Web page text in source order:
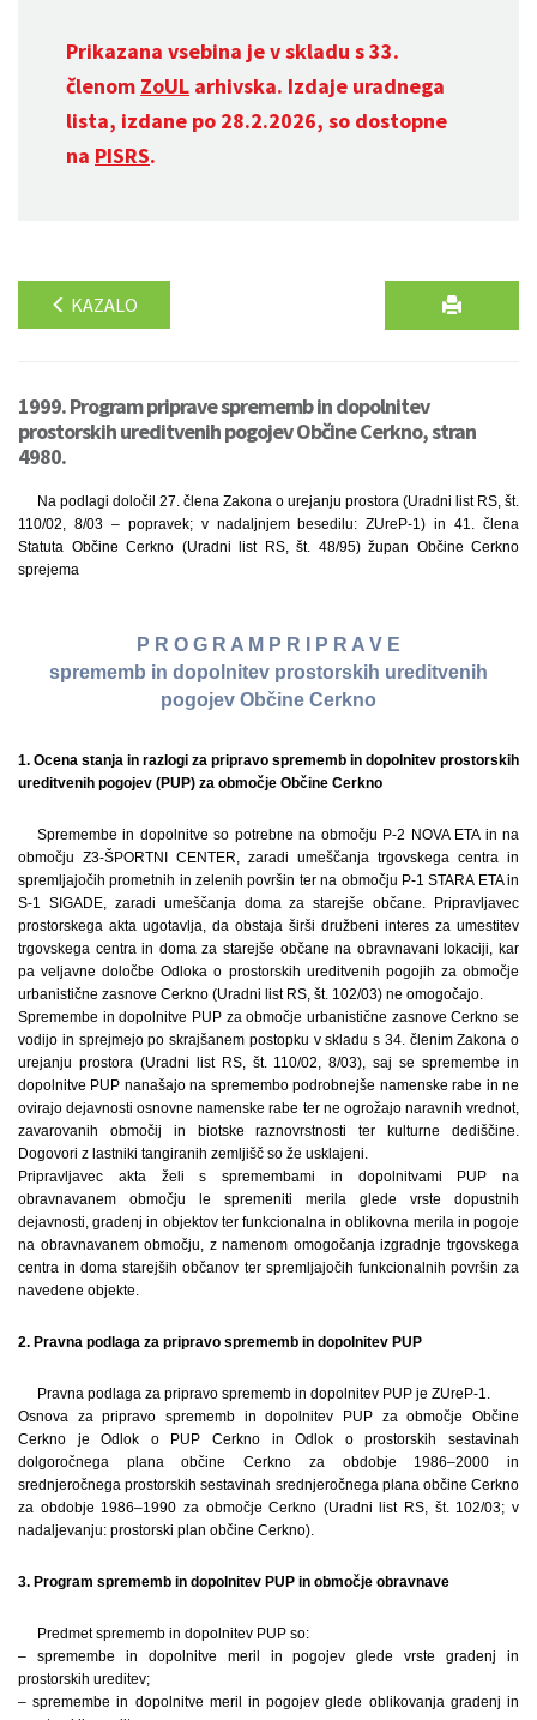
Prikazana vsebina je v skladu s 33.
členom ZoUL arhivska. Izdaje uradnega
lista, izdane po 28.2.2026, so dostopne
na PISRS.
KAZALO
1999. Program priprave sprememb in dopolnitev
prostorskih ureditvenih pogojev Občine Cerkno, stran
4980.
Na podlagi določil 27. člena Zakona o urejanju prostora (Uradni list RS, št.
110/02, 8/03 – popravek; v nadaljnjem besedilu: ZUreP-1) in 41. člena
Statuta Občine Cerkno (Uradni list RS, št. 48/95) župan Občine Cerkno
sprejema
P R O G R A M P R I P R A V E
sprememb in dopolnitev prostorskih ureditvenih
pogojev Občine Cerkno
1. Ocena stanja in razlogi za pripravo sprememb in dopolnitev prostorskih
ureditvenih pogojev (PUP) za območje Občine Cerkno
Spremembe in dopolnitve so potrebne na območju P-2 NOVA ETA in na
območju Z3-ŠPORTNI CENTER, zaradi umeščanja trgovskega centra in
spremljajočih prometnih in zelenih površin ter na območju P-1 STARA ETA in
S-1 SIGADE, zaradi umeščanja doma za starejše občane. Pripravljavec
prostorskega akta ugotavlja, da obstaja širši družbeni interes za umestitev
trgovskega centra in doma za starejše občane na obravnavani lokaciji, kar
pa veljavne določbe Odloka o prostorskih ureditvenih pogojih za območje
urbanistične zasnove Cerkno (Uradni list RS, št. 102/03) ne omogočajo.
Spremembe in dopolnitve PUP za območje urbanistične zasnove Cerkno se
vodijo in sprejmejo po skrajšanem postopku v skladu s 34. členim Zakona o
urejanju prostora (Uradni list RS, št. 110/02, 8/03), saj se spremembe in
dopolnitve PUP nanašajo na spremembo podrobnejše namenske rabe in ne
ovirajo dejavnosti osnovne namenske rabe ter ne ogrožajo naravnih vrednot,
zavarovanih območij in biotske raznovrstnosti ter kulturne dediščine.
Dogovori z lastniki tangiranih zemljišč so že usklajeni.
Pripravljavec akta želi s spremembami in dopolnitvami PUP na
obravnavanem območju le spremeniti merila glede vrste dopustnih
dejavnosti, gradenj in objektov ter funkcionalna in oblikovna merila in pogoje
na obravnavanem območju, z namenom omogočanja izgradnje trgovskega
centra in doma starejših občanov ter spremljajočih funkcionalnih površin za
navedene objekte.
2. Pravna podlaga za pripravo sprememb in dopolnitev PUP
Pravna podlaga za pripravo sprememb in dopolnitev PUP je ZUreP-1.
Osnova za pripravo sprememb in dopolnitev PUP za območje Občine
Cerkno je Odlok o PUP Cerkno in Odlok o prostorskih sestavinah
dolgoročnega plana občine Cerkno za obdobje 1986–2000 in
srednjeročnega prostorskih sestavinah srednjeročnega plana občine Cerkno
za obdobje 1986–1990 za območje Cerkno (Uradni list RS, št. 102/03; v
nadaljevanju: prostorski plan občine Cerkno).
3. Program sprememb in dopolnitev PUP in območje obravnave
Predmet sprememb in dopolnitev PUP so:
– spremembe in dopolnitve meril in pogojev glede vrste gradenj in
prostorskih ureditev;
– spremembe in dopolnitve meril in pogojev glede oblikovanja gradenj in